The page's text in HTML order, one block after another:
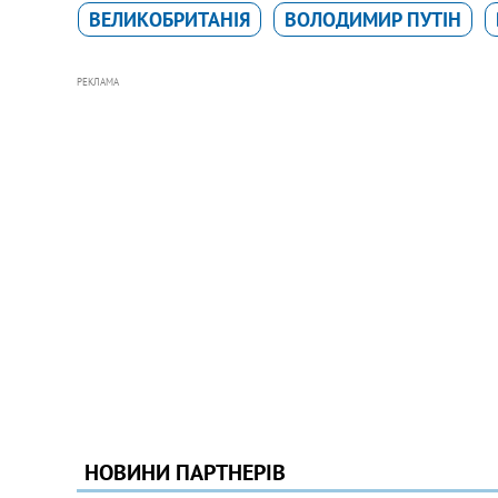
ВЕЛИКОБРИТАНІЯ ВОЛОДИМИР ПУТІН
РЕКЛАМА